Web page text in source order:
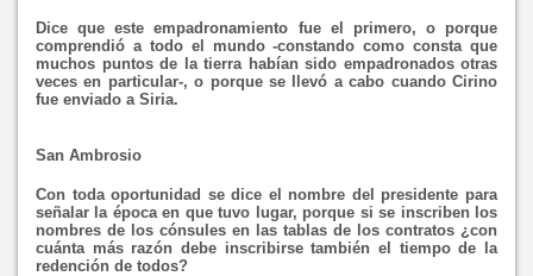
Dice que este empadronamiento fue el primero, o porque
comprendió a todo el mundo -constando como consta que
muchos puntos de la tierra habían sido empadronados otras
veces en particular-, o porque se llevó a cabo cuando Cirino
fue enviado a Siria.
San Ambrosio
Con toda oportunidad se dice el nombre del presidente para
señalar la época en que tuvo lugar, porque si se inscriben los
nombres de los cónsules en las tablas de los contratos ¿con
cuánta más razón debe inscribirse también el tiempo de la
redención de todos?